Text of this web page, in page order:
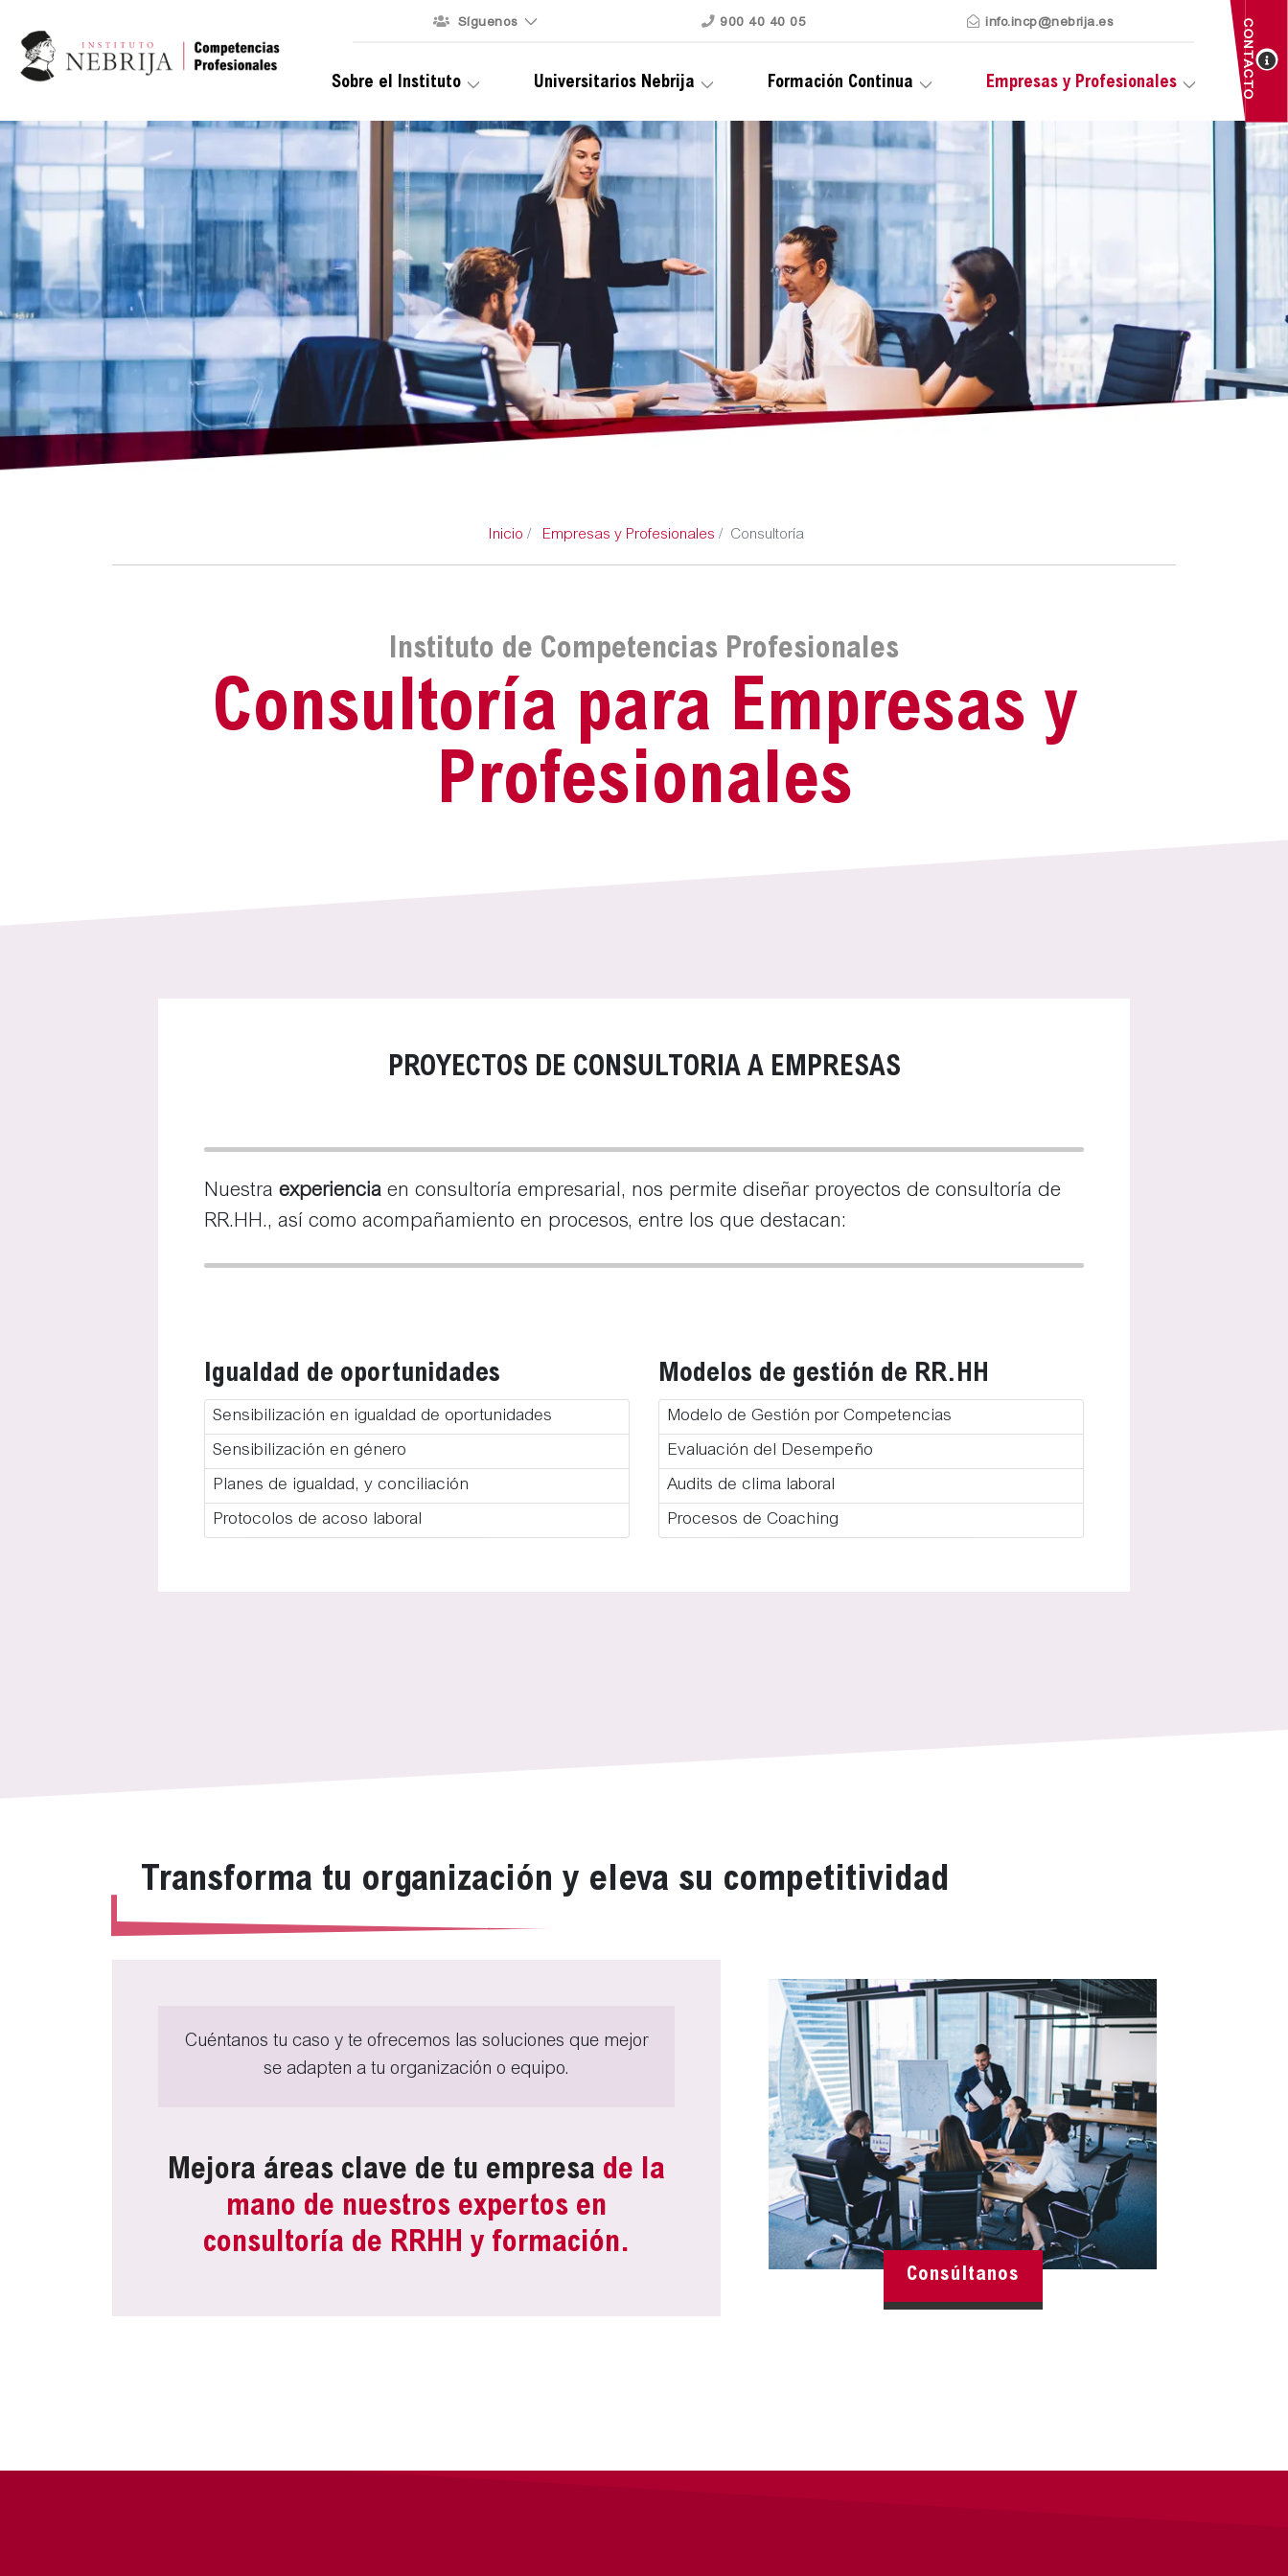
Síguenos 900 40 40 05 info.incp@nebrija.es
Sobre el Instituto Universitarios Nebrija Formación Continua Empresas y Profesionales CONTACTO
Inicio Empresas y Profesionales Consultoría
Instituto de Competencias Profesionales
Consultoría para Empresas y
Profesionales
PROYECTOS DE CONSULTORIA A EMPRESAS
Nuestra experiencia en consultoría empresarial, nos permite diseñar proyectos de consultoría de
RR.HH., así como acompañamiento en procesos, entre los que destacan:
Igualdad de oportunidades
Sensibilización en igualdad de oportunidades
Sensibilización en género
Planes de igualdad, y conciliación
Protocolos de acoso laboral
Modelos de gestión de RR.HH
Modelo de Gestión por Competencias
Evaluación del Desempeño
Audits de clima laboral
Procesos de Coaching
Transforma tu organización y eleva su competitividad
Cuéntanos tu caso y te ofrecemos las soluciones que mejor
se adapten a tu organización o equipo.
Mejora áreas clave de tu empresa de la
mano de nuestros expertos en
consultoría de RRHH y formación.
Consúltanos